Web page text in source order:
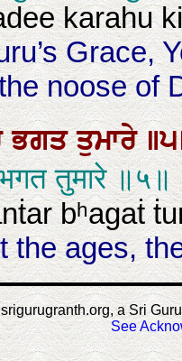
karahu
Grace,
noose of
ਭਗਤਤੁਮਾਰੇ
तुमारे ॥५॥
bʰagaṫ
the ages,
a Sri
See